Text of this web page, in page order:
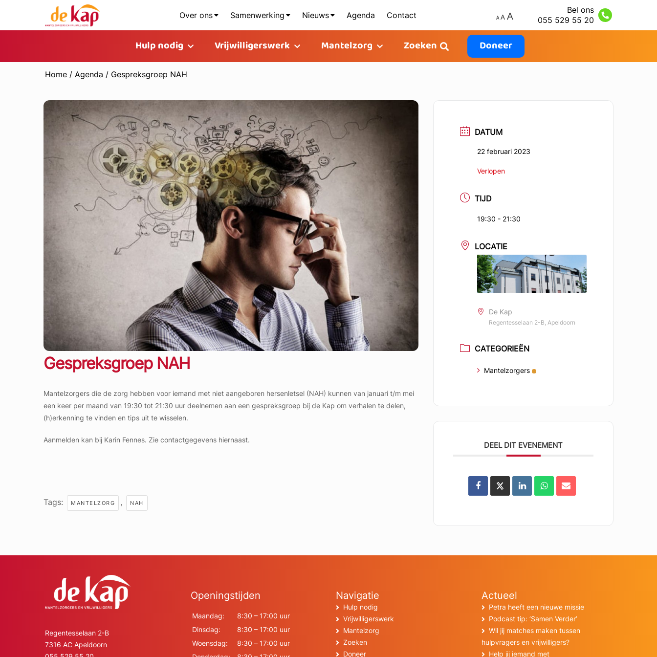
Over ons Samenwerking Nieuws Agenda Contact
Bel ons
055 529 55 20
Hulp nodig Vrijwilligerswerk Mantelzorg Zoeken Doneer
Home / Agenda / Gespreksgroep NAH
Gespreksgroep NAH
Mantelzorgers die de zorg hebben voor iemand met niet aangeboren hersenletsel (NAH) kunnen van januari t/m mei
een keer per maand van 19:30 tot 21:30 uur deelnemen aan een gespreksgroep bij de Kap om verhalen te delen,
(h)erkenning te vinden en tips uit te wisselen.
Aanmelden kan bij Karin Fennes. Zie contactgegevens hiernaast.
Tags: MANTELZORG , NAH
DATUM
22 februari 2023
Verlopen
TIJD
19:30 - 21:30
LOCATIE
De Kap
Regentesselaan 2-B, Apeldoorn
CATEGORIEËN
Mantelzorgers
DEEL DIT EVENEMENT
Regentesselaan 2-B
7316 AC Apeldoorn
Openingstijden
Maandag:
8:30 – 17:00 uur
Dinsdag:
8:30 – 17:00 uur
Woensdag:
8:30 – 17:00 uur
Navigatie
Hulp nodig
Vrijwilligerswerk
Mantelzorg
Zoeken
Doneer
Actueel
Petra heeft een nieuwe missie
Podcast tip: ‘Samen Verder’
Wil jij matches maken tussen
hulpvragers en vrijwilligers?
Help jij iemand met